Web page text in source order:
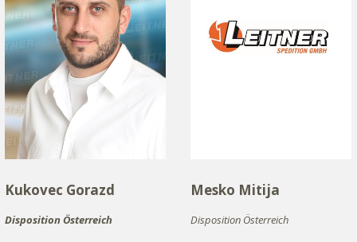
Kukovec Gorazd
Disposition Österreich
Mesko Mitija
Disposition Österreich